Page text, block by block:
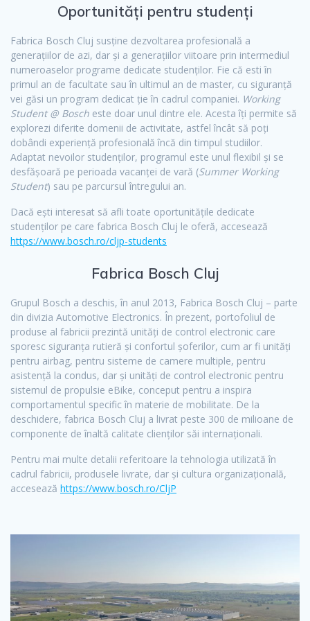
Oportunități pentru studenți
Fabrica Bosch Cluj susține dezvoltarea profesională a
generațiilor de azi, dar și a generațiilor viitoare prin intermediul
numeroaselor programe dedicate studenților. Fie că esti în
primul an de facultate sau în ultimul an de master, cu siguranță
vei găsi un program dedicat ție în cadrul companiei. Working
Student @ Bosch este doar unul dintre ele. Acesta îți permite să
explorezi diferite domenii de activitate, astfel încât să poți
dobândi experiență profesională încă din timpul studiilor.
Adaptat nevoilor studenților, programul este unul flexibil și se
desfășoară pe perioada vacanței de vară (Summer Working
Student) sau pe parcursul întregului an.
Dacă ești interesat să afli toate oportunitățile dedicate
studenților pe care fabrica Bosch Cluj le oferă, accesează
https://www.bosch.ro/cljp-students
Fabrica Bosch Cluj
Grupul Bosch a deschis, în anul 2013, Fabrica Bosch Cluj – parte
din divizia Automotive Electronics. În prezent, portofoliul de
produse al fabricii prezintă unități de control electronic care
sporesc siguranța rutieră și confortul șoferilor, cum ar fi unități
pentru airbag, pentru sisteme de camere multiple, pentru
asistență la condus, dar și unități de control electronic pentru
sistemul de propulsie eBike, conceput pentru a inspira
comportamentul specific în materie de mobilitate. De la
deschidere, fabrica Bosch Cluj a livrat peste 300 de milioane de
componente de înaltă calitate clienților săi internaționali.
Pentru mai multe detalii referitoare la tehnologia utilizată în
cadrul fabricii, produsele livrate, dar și cultura organizațională,
accesează https://www.bosch.ro/CljP